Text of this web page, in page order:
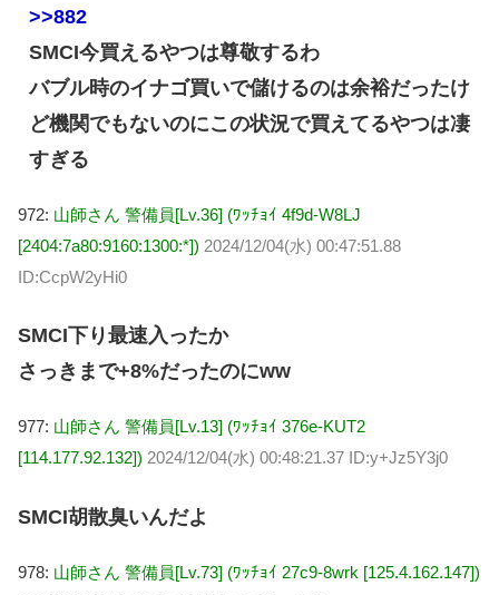
>>882
SMCI今買えるやつは尊敬するわ
バブル時のイナゴ買いで儲けるのは余裕だったけ
ど機関でもないのにこの状況で買えてるやつは凄
すぎる
972: 山師さん 警備員[Lv.36] (ﾜｯﾁｮｲ 4f9d-W8LJ
[2404:7a80:9160:1300:*]) 2024/12/04(水) 00:47:51.88
ID:CcpW2yHi0
SMCI下り最速入ったか
さっきまで+8%だったのにww
977: 山師さん 警備員[Lv.13] (ﾜｯﾁｮｲ 376e-KUT2
[114.177.92.132]) 2024/12/04(水) 00:48:21.37 ID:y+Jz5Y3j0
SMCI胡散臭いんだよ
978: 山師さん 警備員[Lv.73] (ﾜｯﾁｮｲ 27c9-8wrk [125.4.162.147])